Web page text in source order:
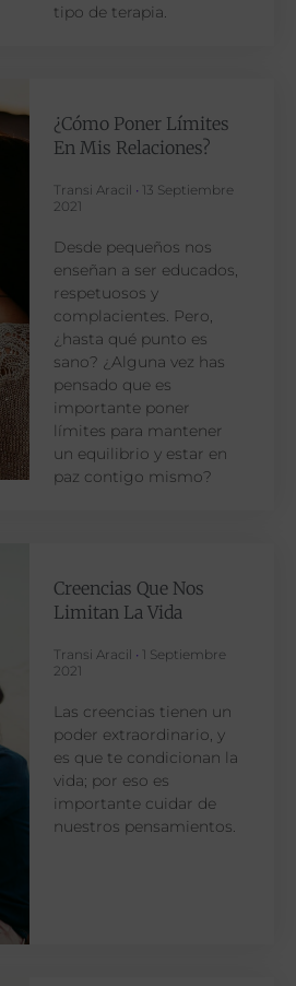
tipo de terapia.
¿Cómo Poner Límites
En Mis Relaciones?
Transi Aracil
13 Septiembre
2021
Desde pequeños nos
enseñan a ser educados,
respetuosos y
complacientes. Pero,
¿hasta qué punto es
sano? ¿Alguna vez has
pensado que es
importante poner
límites para mantener
un equilibrio y estar en
paz contigo mismo?
Creencias Que Nos
Limitan La Vida
Transi Aracil
1 Septiembre
2021
Las creencias tienen un
poder extraordinario, y
es que te condicionan la
vida; por eso es
importante cuidar de
nuestros pensamientos.